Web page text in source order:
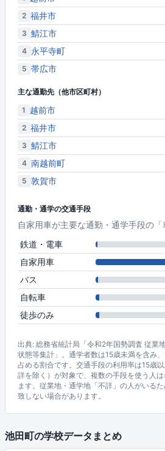
2 福井市
3 鯖江市
4 永平寺町
5 帯広市
主な通勤先（他市区町村）
1 越前市
2 福井市
3 鯖江市
4 南越前町
5 敦賀市
通勤・通学の交通手段
自家用車が主要な通勤・通学手段の「
鉄道・電車
自家用車
バス
自転車
徒歩のみ
出典: 総務省統計局「令和2年国勢調査 従業
状態等集計」。通学者数は15歳未満を含み
占める割合です。交通手段の利用率は15歳
詳を除く）が対象で、複数の手段を使う人
ます。従業地・通学地「不詳」の人がいる
致しない場合があります。
池田町の学校データまとめ